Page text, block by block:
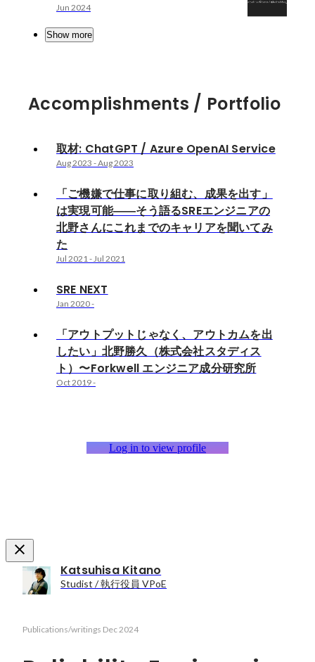
Jun 2024
Show more
Accomplishments / Portfolio
取材: ChatGPT / Azure OpenAI Service
Aug 2023 -Aug 2023
「ご機嫌で仕事に取り組む、成果を出す」
は実現可能――そう語るSREエンジニアの
北野さんにこれまでのキャリアを聞いてみ
た
Jul 2021-Jul 2021
SRE NEXT
Jan 2020-
「アウトプットじゃなく、アウトカムを出
したい」北野勝久（株式会社スタディス
ト）〜Forkwell エンジニア成分研究所
Oct 2019-
Log in to view profile
Katsuhisa Kitano
Studist / 執行役員 VPoE
Publications/writings Dec 2024